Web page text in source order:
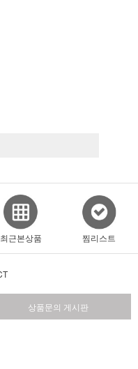
최근본상품 찜리스트
상품문의 게시판